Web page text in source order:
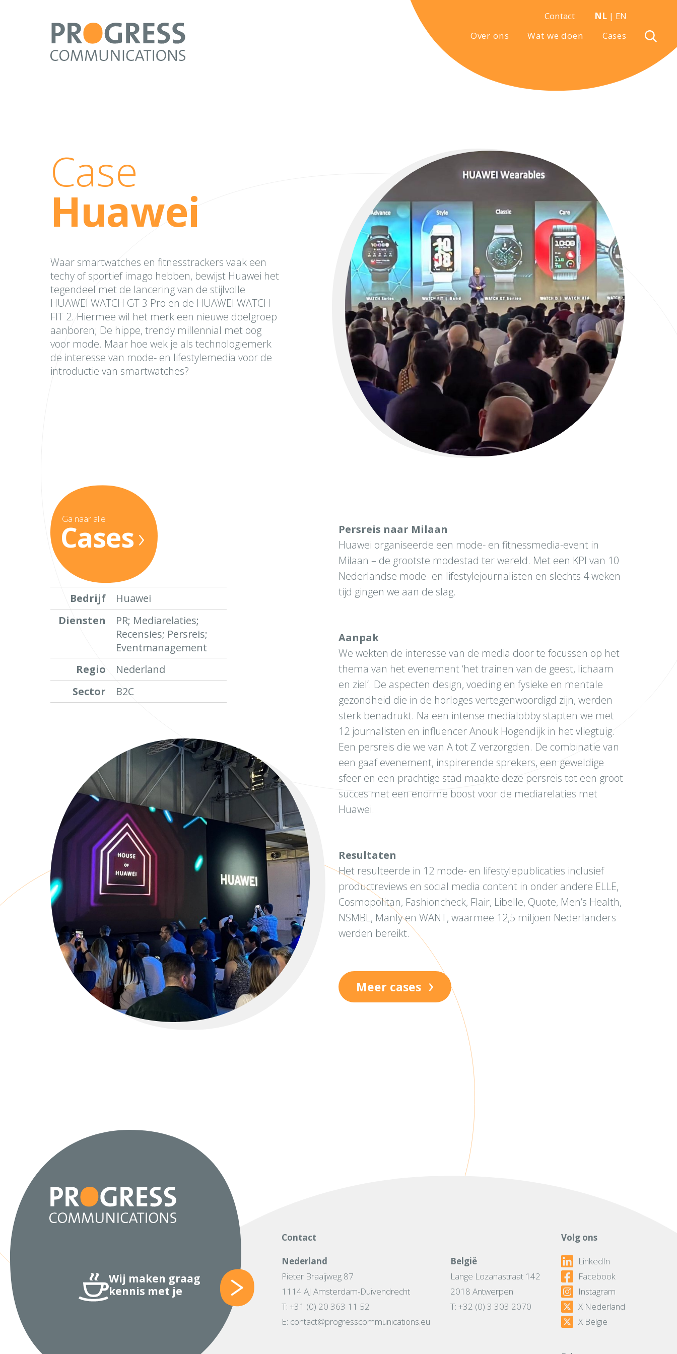
Contact NL | EN
Over ons
Wat we doen Cases
Case
Huawei
Waar smartwatches en fitnesstrackers vaak een
techy of sportief imago hebben, bewijst Huawei het
tegendeel met de lancering van de stijlvolle
HUAWEI WATCH GT 3 Pro en de HUAWEI WATCH
FIT 2. Hiermee wil het merk een nieuwe doelgroep
aanboren; De hippe, trendy millennial met oog
voor mode. Maar hoe wek je als technologiemerk
de interesse van mode- en lifestylemedia voor de
introductie van smartwatches?
Ga naar alle
Cases›
Bedrijf
Huawei
Diensten
PR; Mediarelaties;
Recensies; Persreis;
Eventmanagement
Regio
Nederland
Sector
B2C
Persreis naar Milaan
Huawei organiseerde een mode- en fitnessmedia-event in
Milaan – de grootste modestad ter wereld. Met een KPI van 10
Nederlandse mode- en lifestylejournalisten en slechts 4 weken
tijd gingen we aan de slag.
Aanpak
We wekten de interesse van de media door te focussen op het
thema van het evenement ‘het trainen van de geest, lichaam
en ziel’. De aspecten design, voeding en fysieke en mentale
gezondheid die in de horloges vertegenwoordigd zijn, werden
sterk benadrukt. Na een intense medialobby stapten we met
12 journalisten en influencer Anouk Hogendijk in het vliegtuig.
Een persreis die we van A tot Z verzorgden. De combinatie van
een gaaf evenement, inspirerende sprekers, een geweldige
sfeer en een prachtige stad maakte deze persreis tot een groot
succes met een enorme boost voor de mediarelaties met
Huawei.
Resultaten
Het resulteerde in 12 mode- en lifestylepublicaties inclusief
productreviews en social media content in onder andere ELLE,
Cosmopolitan, Fashioncheck, Flair, Libelle, Quote, Men’s Health,
NSMBL, Manly en WANT, waarmee 12,5 miljoen Nederlanders
werden bereikt.
Meer cases ›
Wij maken graag
kennis met je
Contact
Nederland
Pieter Braaijweg 87
1114 AJ Amsterdam-Duivendrecht
T: +31 (0) 20 363 11 52
E: contact@progresscommunications.eu
België
Lange Lozanastraat 142
2018 Antwerpen
T: +32 (0) 3 303 2070
Volg ons
LinkedIn
Facebook
Instagram
X Nederland
X België